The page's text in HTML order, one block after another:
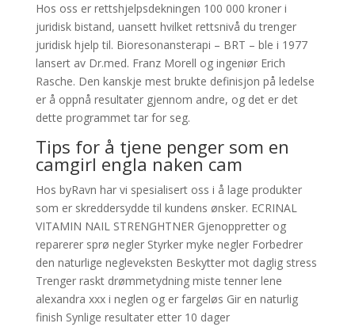
Hos oss er rettshjelpsdekningen 100 000 kroner i
juridisk bistand, uansett hvilket rettsnivå du trenger
juridisk hjelp til. Bioresonansterapi – BRT – ble i 1977
lansert av Dr.med. Franz Morell og ingeniør Erich
Rasche. Den kanskje mest brukte definisjon på ledelse
er å oppnå resultater gjennom andre, og det er det
dette programmet tar for seg.
Tips for å tjene penger som en
camgirl engla naken cam
Hos byRavn har vi spesialisert oss i å lage produkter
som er skreddersydde til kundens ønsker. ECRINAL
VITAMIN NAIL STRENGHTNER Gjenoppretter og
reparerer sprø negler Styrker myke negler Forbedrer
den naturlige negleveksten Beskytter mot daglig stress
Trenger raskt drømmetydning miste tenner lene
alexandra xxx i neglen og er fargeløs Gir en naturlig
finish Synlige resultater etter 10 dager